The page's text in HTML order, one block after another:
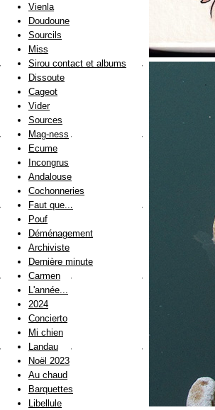
Vienla
Doudoune
Sourcils
Miss
Sirou contact et albums
Dissoute
Cageot
Vider
Sources
Mag-ness
Ecume
Incongrus
Andalouse
Cochonneries
Faut que...
Pouf
Déménagement
Archiviste
Dernière minute
Carmen
L'année...
2024
Concierto
Mi chien
Landau
Noël 2023
Au chaud
Barquettes
Libellule